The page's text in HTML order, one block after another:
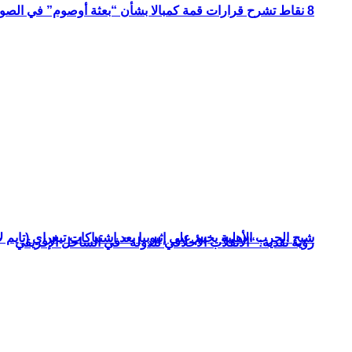
شبح الحرب الأهلية يخيم على إثيوبيا بعد اشتباكات تيغراي (تايم
8 نقاط تشرح قرارات قمة كمبالا بشأن “بعثة أوصوم” في الصومال؟
رؤية نقدية: “الانقلاب الأخلاقي للدولة” في الساحل الإفريقي